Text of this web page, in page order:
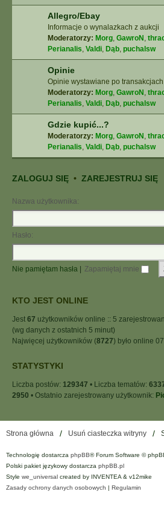
Allegro/Ebay
Informacje o wynalazkach z aukcji
Moderatorzy: Morg, GawroN ,
Perianalis, Valdi, Dąb, puchalsw
Opinie
Opinie wystawiane po transakcjach
Moderatorzy: Morg, GawroN ,
Perianalis, Valdi, Dąb, puchalsw
Gdzie kupić...?
Moderatorzy: Morg, GawroN ,
Perianalis, Valdi, Dąb, puchalsw
ZALOGUJ SIĘ • ZAREJESTRUJ SIĘ
Nazwa użytkownika:
Hasło:
Nie pamiętam hasła Zapamiętaj mnie
KTO JEST ONLINE
Jest 67 użytkowników online :: 5
(wg danych z ostatnich 5 minut)
Najwięcej użytkowników (8727) było online
STATYSTYKI
Liczba postów: 129347 • Liczba tematów:
2950 • Ostatnio zarejestrowany użytkownik:
Strona główna Usuń ciasteczka witryny
Technologię dostarcza phpBB® Forum Software ©
Polski pakiet językowy dostarcza phpBB.pl
Style we_universal created by INVENTEA & v12mike
Zasady ochrony danych osobowych | Regulamin